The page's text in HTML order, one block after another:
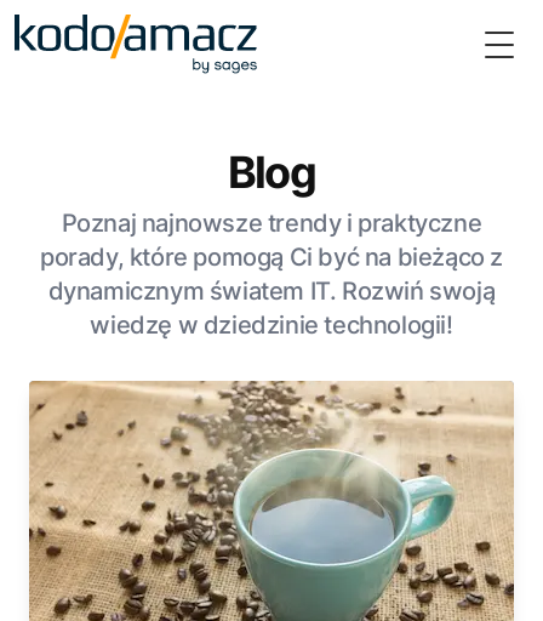
Blog
Poznaj najnowsze trendy i praktyczne
porady, które pomogą Ci być na bieżąco z
dynamicznym światem IT. Rozwiń swoją
wiedzę w dziedzinie technologii!